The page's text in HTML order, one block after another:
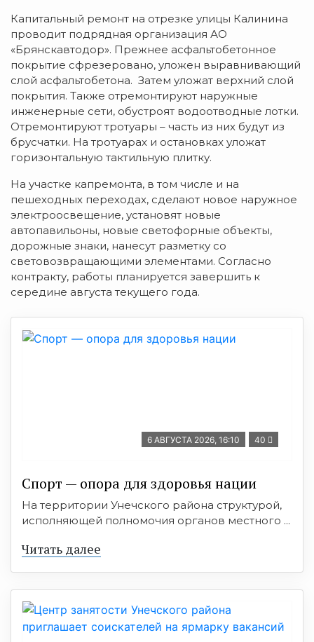
Капитальный ремонт на отрезке улицы Калинина
проводит подрядная организация АО
«Брянскавтодор». Прежнее асфальтобетонное
покрытие сфрезеровано, уложен выравнивающий
слой асфальтобетона. Затем уложат верхний слой
покрытия. Также отремонтируют наружные
инженерные сети, обустроят водоотводные лотки.
Отремонтируют тротуары – часть из них будут из
брусчатки. На тротуарах и остановках уложат
горизонтальную тактильную плитку.
На участке капремонта, в том числе и на
пешеходных переходах, сделают новое наружное
электроосвещение, установят новые
автопавильоны, новые светофорные объекты,
дорожные знаки, нанесут разметку со
световозвращающими элементами. Согласно
контракту, работы планируется завершить к
середине августа текущего года.
6 АВГУСТА 2026, 16:10 40
Спорт — опора для здоровья нации
На территории Унечского района структурой,
исполняющей полномочия органов местного ...
Читать далее